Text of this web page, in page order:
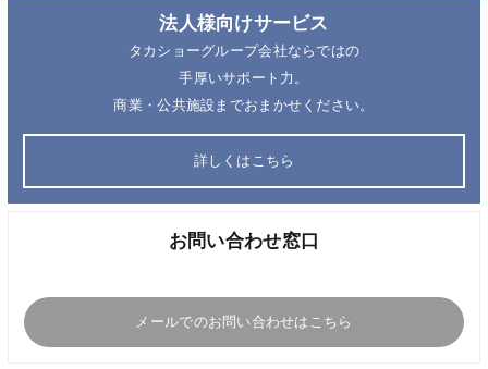
法人様向けサービス
タカショーグループ会社ならではの
手厚いサポート力。
商業・公共施設までおまかせください。
詳しくはこちら
お問い合わせ窓口
メールでのお問い合わせはこちら